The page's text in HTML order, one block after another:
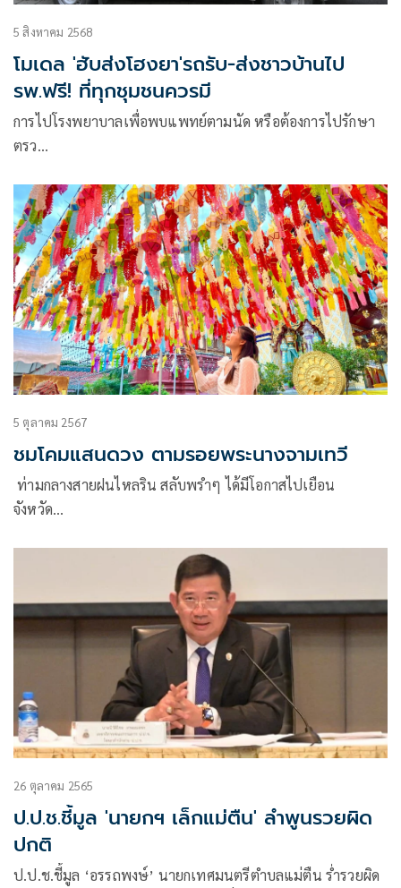
5 สิงหาคม 2568
โมเดล 'ฮับส่งโฮงยา'รถรับ-ส่งชาวบ้านไป
รพ.ฟรี! ที่ทุกชุมชนควรมี
การไปโรงพยาบาลเพื่อพบแพทย์ตามนัด หรือต้องการไปรักษา
ตรว…
5 ตุลาคม 2567
ชมโคมแสนดวง ตามรอยพระนางจามเทวี
ท่ามกลางสายฝนไหลริน สลับพรำๆ ได้มีโอกาสไปเยือน
จังหวัด…
26 ตุลาคม 2565
ป.ป.ช.ชี้มูล 'นายกฯ เล็กแม่ตืน' ลำพูนรวยผิด
ปกติ
ป.ป.ช.ชี้มูล ‘อรรถพงษ์’ นายกเทศมนตรีตำบลแม่ตืน ร่ำรวยผิด